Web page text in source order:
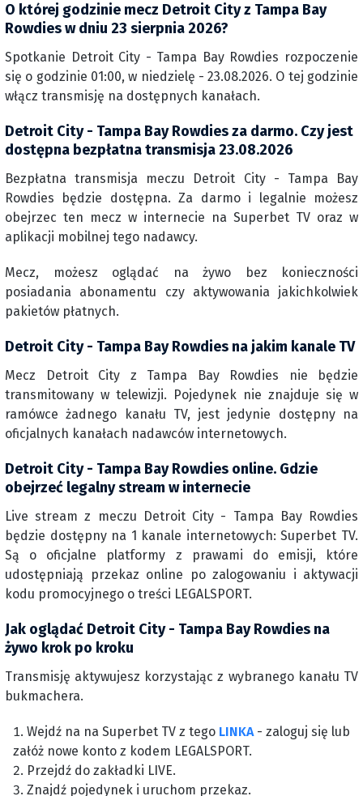
O której godzinie mecz Detroit City z Tampa Bay
Rowdies w dniu 23 sierpnia 2026?
Spotkanie Detroit City - Tampa Bay Rowdies rozpoczenie
się o godzinie 01:00, w niedzielę - 23.08.2026. O tej godzinie
włącz transmisję na dostępnych kanałach.
Detroit City - Tampa Bay Rowdies za darmo. Czy jest
dostępna bezpłatna transmisja 23.08.2026
Bezpłatna transmisja meczu Detroit City - Tampa Bay
Rowdies będzie dostępna. Za darmo i legalnie możesz
obejrzec ten mecz w internecie na Superbet TV oraz w
aplikacji mobilnej tego nadawcy.
Mecz, możesz oglądać na żywo bez konieczności
posiadania abonamentu czy aktywowania jakichkolwiek
pakietów płatnych.
Detroit City - Tampa Bay Rowdies na jakim kanale TV
Mecz Detroit City z Tampa Bay Rowdies nie będzie
transmitowany w telewizji. Pojedynek nie znajduje się w
ramówce żadnego kanału TV, jest jedynie dostępny na
oficjalnych kanałach nadawców internetowych.
Detroit City - Tampa Bay Rowdies online. Gdzie
obejrzeć legalny stream w internecie
Live stream z meczu Detroit City - Tampa Bay Rowdies
będzie dostępny na 1 kanale internetowych: Superbet TV.
Są o oficjalne platformy z prawami do emisji, które
udostępniają przekaz online po zalogowaniu i aktywacji
kodu promocyjnego o treści LEGALSPORT.
Jak oglądać Detroit City - Tampa Bay Rowdies na
żywo krok po kroku
Transmisję aktywujesz korzystając z wybranego kanału TV
bukmachera.
Wejdź na na Superbet TV z tego LINKA- zaloguj się lub
załóż nowe konto z kodem LEGALSPORT.
Przejdź do zakładki LIVE.
Znajdź pojedynek i uruchom przekaz.